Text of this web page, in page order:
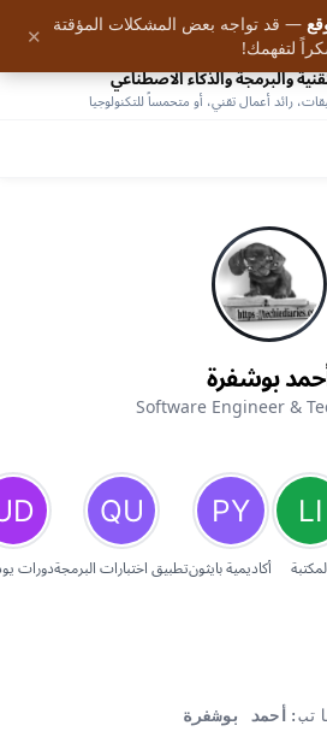
والبرمجة والذكاء الاصطناعي
رائد أعمال تقني، أو متحمساً للتكنولوجيا
أو الاشتراك
بوشفرة
Software Engineer &
أكاديمية بايثونتطبيق اختبارات البرمجةدورات
أحمد بوشفرة
— قد تواجه بعض المشكلات المؤقتة
لتفهمك!
✕